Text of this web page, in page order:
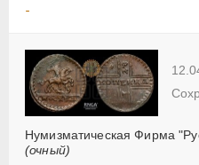
-
Нумизматическая Фирма
(очный)